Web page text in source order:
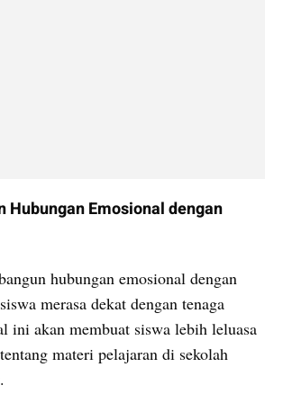
Hubungan Emosional dengan
hubungan emosional dengan
merasa dekat dengan tenaga
ini akan membuat siswa lebih leluasa
materi pelajaran di sekolah